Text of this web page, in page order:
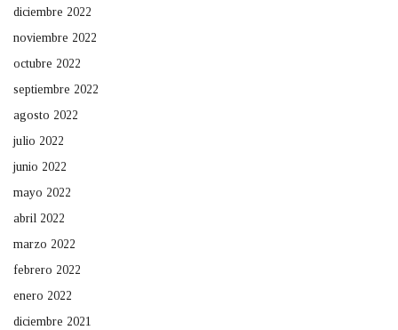
diciembre 2022
noviembre 2022
octubre 2022
septiembre 2022
agosto 2022
julio 2022
junio 2022
mayo 2022
abril 2022
marzo 2022
febrero 2022
enero 2022
diciembre 2021